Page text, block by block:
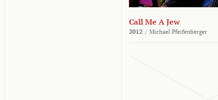
Call Me A Jew
2012 / Michael Pfeifenberger